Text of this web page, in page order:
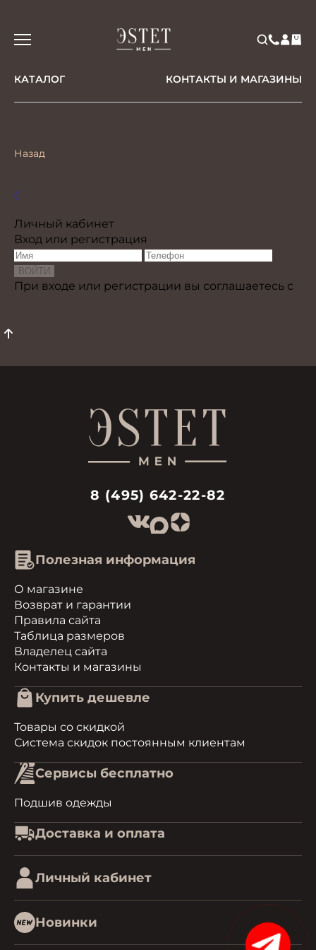
КАТАЛОГ КОНТАКТЫ И МАГАЗИНЫ
Назад
Личный кабинет
Вход или регистрация
При входе или регистрации вы соглашаетесь с
8 (495) 642-22-82
Полезная информация
О магазине
Возврат и гарантии
Правила сайта
Таблица размеров
Владелец сайта
Контакты и магазины
Купить дешевле
Товары со скидкой
Система скидок постоянным клиентам
Сервисы бесплатно
Подшив одежды
Доставка и оплата
Личный кабинет
Новинки